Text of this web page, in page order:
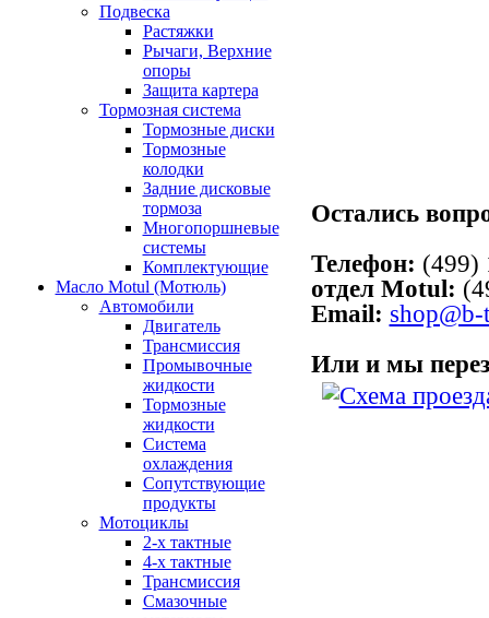
Подвеска
Растяжки
Рычаги, Верхние
опоры
Защита картера
Тормозная система
Тормозные диски
Тормозные
колодки
Задние дисковые
тормоза
Многопоршневые
системы
Комплектующие
Масло Motul (Мотюль)
Автомобили
Двигатель
Трансмиссия
Промывочные
жидкости
Тормозные
жидкости
Система
охлаждения
Сопутствующие
продукты
Мотоциклы
2-х тактные
4-х тактные
Трансмиссия
Смазочные
Остались
Телефон:(499)
Email:
Или и мы